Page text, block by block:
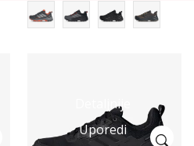
Detaljnije
Uporedi